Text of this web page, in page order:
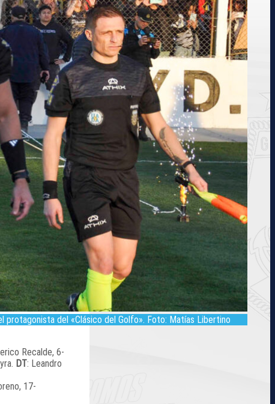
del «Clásico del Golfo». Foto: Matías Libertino
Recalde, 6-
DT: Leandro
17-